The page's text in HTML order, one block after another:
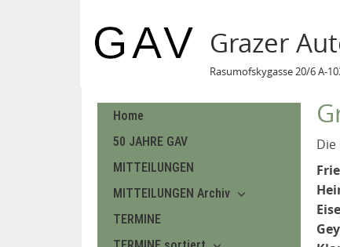
Grazer
Rasumofskygasse 20/6 A-
Home
50 JAHRE GAV
MITTEILUNGEN
MITTEILUNGEN Archiv
TERMINE